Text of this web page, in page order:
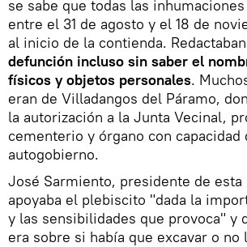
se sabe que todas las
entre el 31 de agosto y el 18 de
al inicio de la contienda.
defunción incluso sin saber el
físicos y objetos personales.
eran de Villadangos del Páramo,
la autorización a la Junta Vecinal,
cementerio y órgano con capacidad
autogobierno.
José Sarmiento, presidente de
apoyaba el plebiscito "dada la
y las sensibilidades que provoca" y
era sobre si había que excavar o